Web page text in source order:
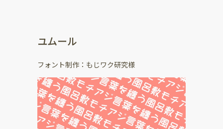
ユムール
フォント制作：もじワク研究様